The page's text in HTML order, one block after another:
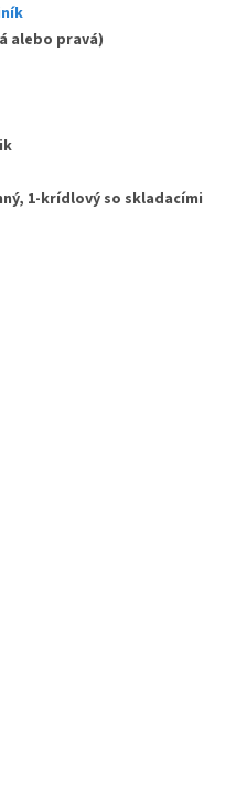
alebo pravá)
1-krídlový so skladacími